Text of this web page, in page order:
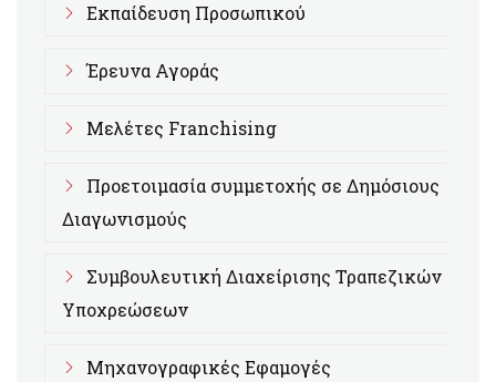
Εκπαίδευση Προσωπικού
Έρευνα Αγοράς
Μελέτες Franchising
Προετοιμασία συμμετοχής σε Δημόσιους
Διαγωνισμούς
Συμβουλευτική Διαχείρισης Τραπεζικών
Υποχρεώσεων
Μηχανογραφικές Εφαμογές